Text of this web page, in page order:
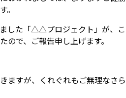
。
した「△△プロジェクト」が、こ
ので、ご報告申し上げます。
ますが、くれぐれもご無理なさら